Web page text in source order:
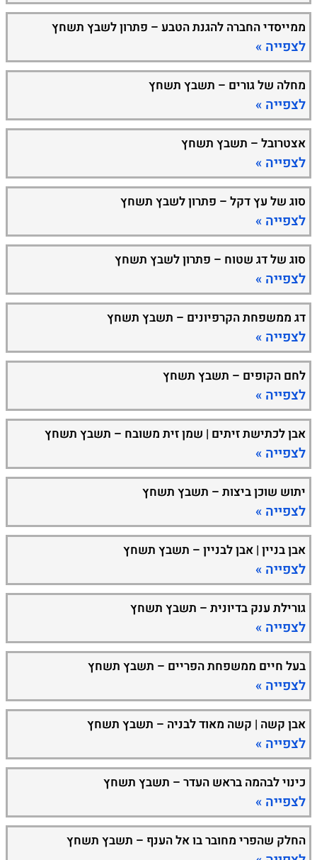
ממייסדי החברה להגנת הטבע – פתרון לשבץ תשחץ
לצפייה »
מחלה של גורים – תשבץ תשחץ
לצפייה »
אצטרובל – תשבץ תשחץ
לצפייה »
סוג של עץ דקל – פתרון לשבץ תשחץ
לצפייה »
סוג של דג שטוח – פתרון לשבץ תשחץ
לצפייה »
דג ממשפחת הקרפיונים – תשבץ תשחץ
לצפייה »
לחם הקופים – תשבץ תשחץ
לצפייה »
אבן לכתישת זיתים | שמן זית משובח – תשבץ תשחץ
לצפייה »
יתוש שוכן ביצות – תשבץ תשחץ
לצפייה »
אבן בניין | אבן לבניין – תשבץ תשחץ
לצפייה »
גורילת ענק בדיונית – תשבץ תשחץ
לצפייה »
בעל חיים ממשפחת הפריים – תשבץ תשחץ
לצפייה »
אבן קשה | קשה מאוד לבניה – תשבץ תשחץ
לצפייה »
כינוי לבהמה בראש העדר – תשבץ תשחץ
לצפייה »
החלק שהפרי מחובר בו אל הענף – תשבץ תשחץ